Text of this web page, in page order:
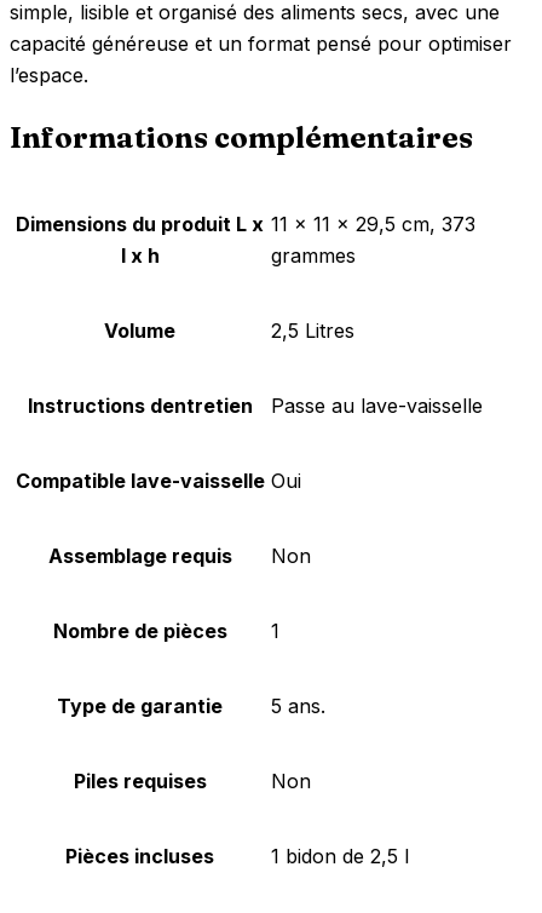
simple, lisible et organisé des aliments secs, avec une
capacité généreuse et un format pensé pour optimiser
l’espace.
Informations complémentaires
Dimensions du produit L x
l x h
‎11 x 11 x 29,5 cm, 373
grammes
Volume ‎2,5 Litres
Instructions dentretien ‎Passe au lave-vaisselle
Compatible lave-vaisselle ‎Oui
Assemblage requis ‎Non
Nombre de pièces ‎1
Type de garantie ‎5 ans.
Piles requises ‎Non
Pièces incluses ‎1 bidon de 2,5 l